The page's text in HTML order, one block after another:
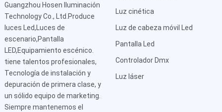
Guangzhou Hosen Iluminación
Technology Co., Ltd.Produce
luces Led,Luces de
escenario,Pantalla
LED,Equipamiento escénico.
tiene talentos profesionales,
Tecnología de instalación y
depuración de primera clase, y
un sólido equipo de marketing.
Siempre mantenemos el
Luz cinética
Luz de cabeza móvil Led
Pantalla Led
Controlador Dmx
Luz láser